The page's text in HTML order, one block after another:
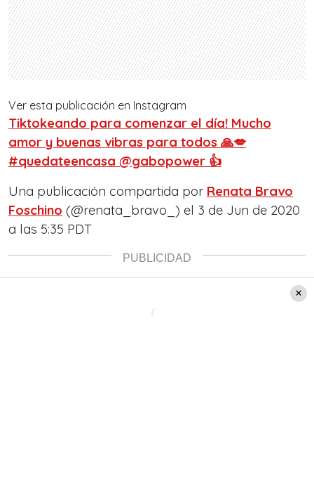
Ver esta publicación en Instagram
Tiktokeando para comenzar el día! Mucho
amor y buenas vibras para todos 🙏💋
#quedateencasa @gabopower 👍
Una publicación compartida por Renata Bravo
Foschino (@renata_bravo_) el 3 de Jun de 2020
a las 5:35 PDT